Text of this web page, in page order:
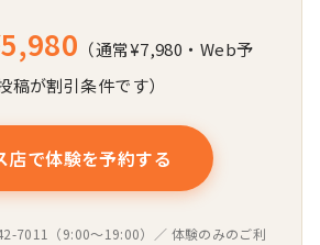
（通常¥7,980・Web予
稿が割引条件です）
店で体験を予約する
7011（9:00〜19:00）／ 体験のみのご利